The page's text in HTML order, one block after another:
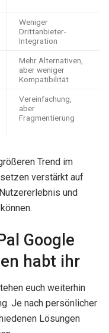
Weniger
Drittanbieter-
Integration
Mehr Alternativen,
aber weniger
Kompatibilität
Vereinfachung,
aber
Fragmentierung
Trend im
verstärkt auf
und
Google
habt ihr
euch weiterhin
Je nach persönlicher
Lösungen